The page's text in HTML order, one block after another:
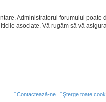
Administratorul forumului
asociate. Vă rugăm să vă
Şterge toate
Contactează-ne